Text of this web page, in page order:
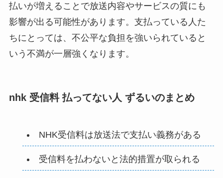
払いが増えることで放送内容やサービスの質にも
影響が出る可能性があります。支払っている人た
ちにとっては、不公平な負担を強いられていると
いう不満が一層強くなります。
nhk 受信料 払ってない人 ずるいのまとめ
NHK受信料は放送法で支払い義務がある
受信料を払わないと法的措置が取られる